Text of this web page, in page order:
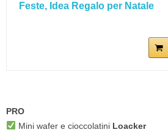
Feste, Idea Regalo per Natale
PRO
Mini wafer e cioccolatini Loacker